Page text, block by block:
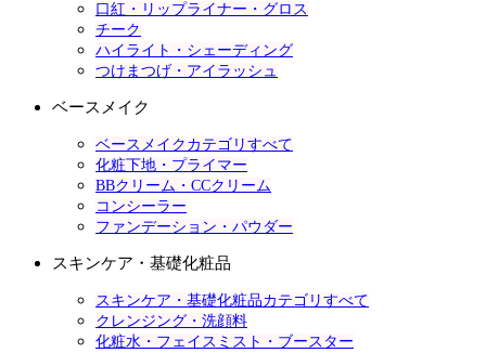
口紅・リップライナー・グロス
チーク
ハイライト・シェーディング
つけまつげ・アイラッシュ
ベースメイク
ベースメイクカテゴリすべて
化粧下地・プライマー
BBクリーム・CCクリーム
コンシーラー
ファンデーション・パウダー
スキンケア・基礎化粧品
スキンケア・基礎化粧品カテゴリすべて
クレンジング・洗顔料
化粧水・フェイスミスト・ブースター